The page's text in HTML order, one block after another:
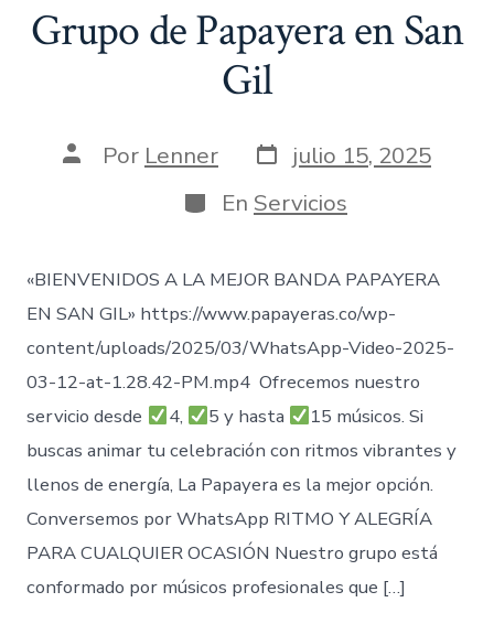
Grupo de Papayera en San
Gil
AutorPor Lenner Fecha
de
publicación
julio 15, 2025
Categorías
En Servicios
«BIENVENIDOS A LA MEJOR BANDA PAPAYERA
EN SAN GIL» https://www.papayeras.co/wp-
content/uploads/2025/03/WhatsApp-Video-2025-
03-12-at-1.28.42-PM.mp4 Ofrecemos nuestro
servicio desde
4, 5 y hasta
15 músicos. Si
buscas animar tu celebración con ritmos vibrantes y
llenos de energía, La Papayera es la mejor opción.
Conversemos por WhatsApp RITMO Y ALEGRÍA
PARA CUALQUIER OCASIÓN Nuestro grupo está
conformado por músicos profesionales que […]